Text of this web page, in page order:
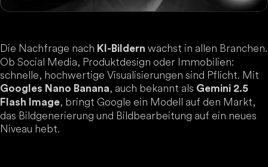
Die Nachfrage nach KI-Bildern wächst in allen Branchen.
Ob Social Media, Produktdesign oder Immobilien:
schnelle, hochwertige Visualisierungen sind Pflicht. Mit
Googles Nano Banana, auch bekannt als Gemini 2.5
Flash Image, bringt Google ein Modell auf den Markt,
das Bildgenerierung und Bildbearbeitung auf ein neues
Niveau hebt.